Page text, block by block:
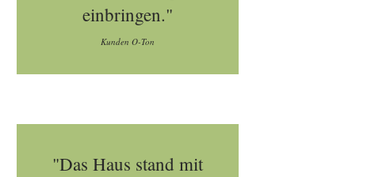
einbringen."
Kunden O-Ton
"Das Haus stand mit